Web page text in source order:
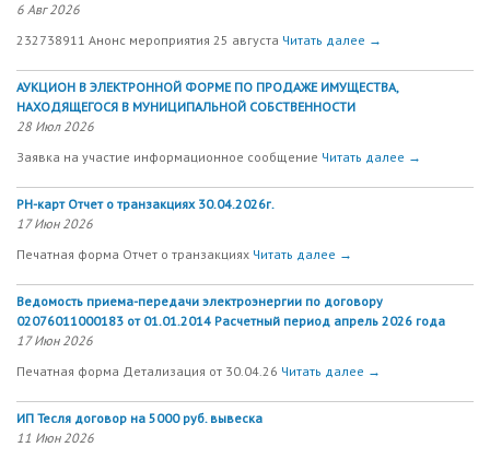
6 Авг 2026
232738911 Анонс мероприятия 25 августа Читать далее →
АУКЦИОН В ЭЛЕКТРОННОЙ ФОРМЕ ПО ПРОДАЖЕ ИМУЩЕСТВА,
НАХОДЯЩЕГОСЯ В МУНИЦИПАЛЬНОЙ СОБСТВЕННОСТИ
28 Июл 2026
Заявка на участие информационное сообщение Читать далее →
РН-карт Отчет о транзакциях 30.04.2026г.
17 Июн 2026
Печатная форма Отчет о транзакциях Читать далее →
Ведомость приема-передачи электроэнергии по договору
02076011000183 от 01.01.2014 Расчетный период апрель 2026 года
17 Июн 2026
Печатная форма Детализация от 30.04.26 Читать далее →
ИП Тесля договор на 5000 руб. вывеска
11 Июн 2026